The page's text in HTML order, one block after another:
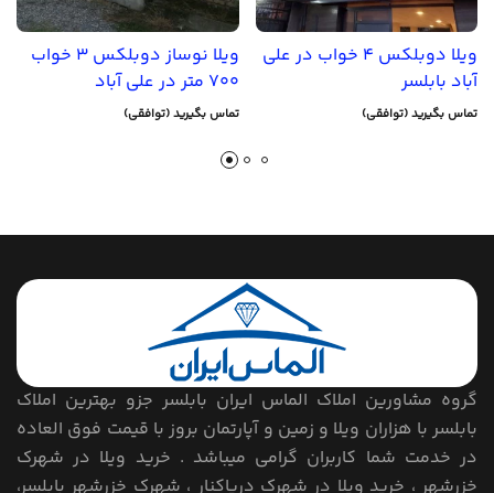
ویلا نوساز دوبلکس 3 خواب
700 متر در علی آباد
تماس بگیرید (توافقی)
ویلا دوبلکس 4 خواب در علی
آباد بابلسر
تماس بگیرید (توافقی)
گروه مشاورین املاک الماس ایران بابلسر جزو بهترین املاک
بابلسر با هزاران ویلا و زمین و آپارتمان بروز با قیمت فوق العاده
در خدمت شما کاربران گرامی میباشد . خرید ویلا در شهرک
خزرشهر ، خرید ویلا در شهرک دریاکنار ، شهرک خزرشهر بابلسر،